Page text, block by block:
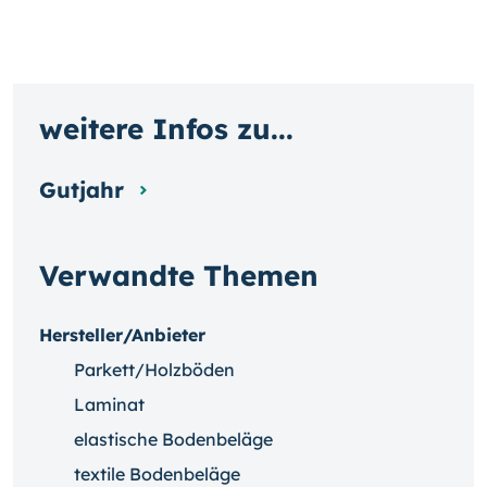
Verwandte Themen
Hersteller/Anbieter
Parkett/Holzböden
Laminat
elastische Bodenbeläge
textile Bodenbeläge
weitere Infos zu...
Gutjahr